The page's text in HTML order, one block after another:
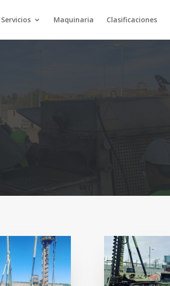
Servicios Maquinaria Clasificaciones